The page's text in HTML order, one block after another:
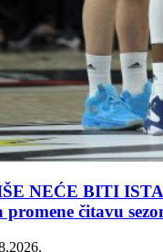
NEĆE BITI
promene čitavu